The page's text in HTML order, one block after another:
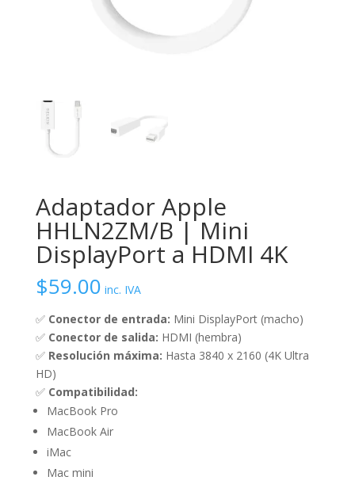
Adaptador Apple
HHLN2ZM/B | Mini
DisplayPort a HDMI 4K
$59.00 inc. IVA
✅ Conector de entrada: Mini DisplayPort (macho)
✅ Conector de salida: HDMI (hembra)
✅ Resolución máxima: Hasta 3840 x 2160 (4K Ultra
HD)
✅ Compatibilidad:
MacBook Pro
MacBook Air
iMac
Mac mini